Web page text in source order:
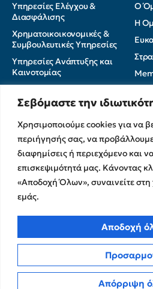
Σεβόμαστε την
Χρησιμοποιούμε cookies για να
περιήγησής σας, να
διαφημίσεις ή περιεχόμενο και
επισκεψιμότητά μας. Κάνοντας
«Αποδοχή Όλων», συναινείτε
εμάς.
Απόρριψη
Αποδοχή
Υπηρεσίες Ελέγχου &
Διασφάλισης
Χρηματοικοικονομικές &
Συμβουλευτικές Υπηρεσίες
Υπηρεσίες Ανάπτυξης και
Καινοτομίας
Υπηρεσίες
Ο
Η
Insights
Νέα
Άρθρα
©